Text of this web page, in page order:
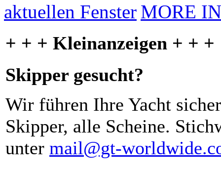
MORE
+ + + Kleinanzeigen + + +
Skipper gesucht?
Wir führen Ihre Yacht
Skipper, alle Scheine.
unter mail@gt-